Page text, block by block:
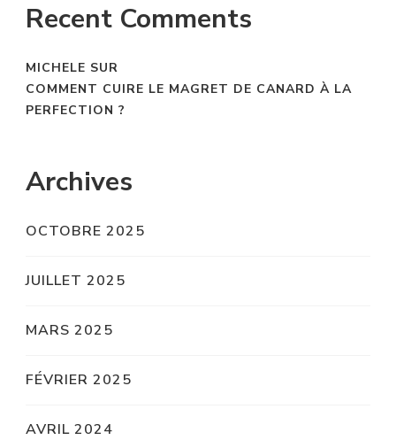
Recent Comments
MICHELE SUR
COMMENT CUIRE LE MAGRET DE CANARD À LA
PERFECTION ?
Archives
OCTOBRE 2025
JUILLET 2025
MARS 2025
FÉVRIER 2025
AVRIL 2024